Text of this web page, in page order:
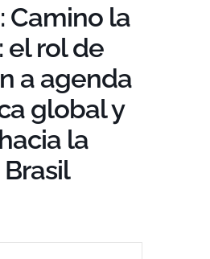
Camino la
el rol de
a agenda
global y
la
Brasil